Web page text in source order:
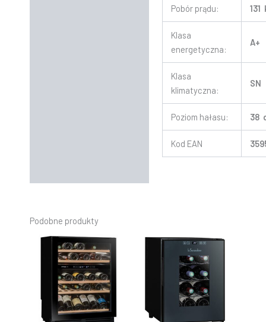
Pobór prądu:
Klasa
energetyczna:
A+
Klasa
klimatyczna:
SN
Poziom hałasu: 38
Kod EAN
Podobne produkty